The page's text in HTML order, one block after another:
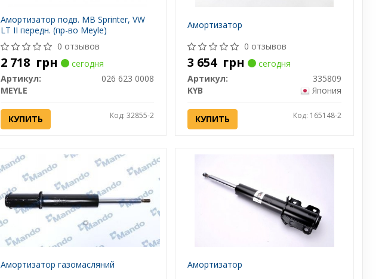
Амортизатор подв. MB Sprinter, VW
LT II передн. (пр-во Meyle)
0 отзывов
2 718 грн
сегодня
Артикул:
026 623 0008
MEYLE
КУПИТЬ Код: 32855-2
Амортизатор
0 отзывов
3 654 грн
сегодня
Артикул:
335809
KYB
Япония
КУПИТЬ Код: 165148-2
Амортизатор газомасляний
Амортизатор